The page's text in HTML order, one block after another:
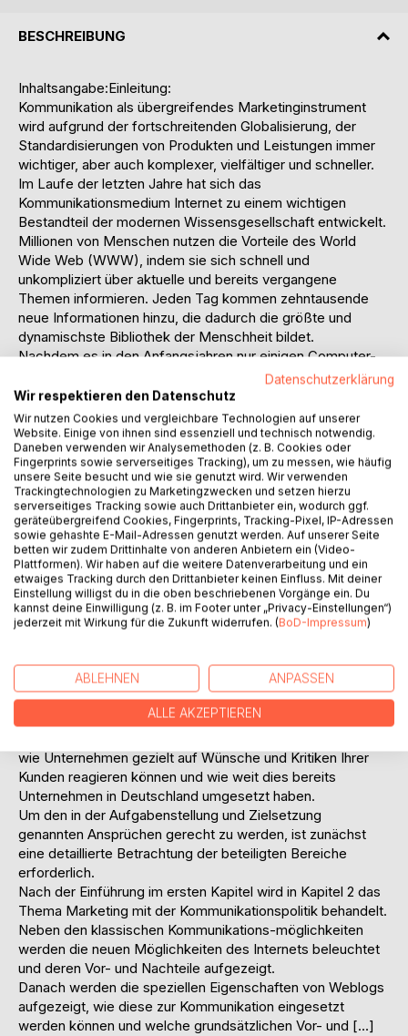
BESCHREIBUNG
Inhaltsangabe:Einleitung:
Kommunikation als übergreifendes Marketinginstrument
wird aufgrund der fortschreitenden Globalisierung, der
Standardisierungen von Produkten und Leistungen immer
wichtiger, aber auch komplexer, vielfältiger und schneller.
Im Laufe der letzten Jahre hat sich das
Kommunikationsmedium Internet zu einem wichtigen
Bestandteil der modernen Wissensgesellschaft entwickelt.
Millionen von Menschen nutzen die Vorteile des World
Wide Web (WWW), indem sie sich schnell und
unkompliziert über aktuelle und bereits vergangene
Themen informieren. Jeden Tag kommen zehntausende
neue Informationen hinzu, die dadurch die größte und
dynamischste Bibliothek der Menschheit bildet.
Nachdem es in den Anfangsjahren nur einigen Computer-
Freaks möglich war eigene Inhalte im WWW zu
veröffentlichen, ist heute fast jeder dazu in der Lage. Die
einzigen Voraussetzungen sind ein vorhandener Internet-
Zugang und spezielle Softwarelösungen zum Schreiben
von Texten. Neben den klassischen Content-
Management-Systemen (CMS) hat sich eine neue,
moderne Form des Web Publishings entwickelt: Weblogs.
Obwohl Weblogs schon seit Mitte der 90er Jahre
existieren, führten sie ein jahrelanges Schattendasein. Es
hat eine Weile gedauert, bis auch die Unternehmen und die
traditionellen Medien dieses Phänomen registriert und ernst
genommen haben. Anfangs wurden und werden auch
heute noch oft die Eigendynamik und die Möglichkeiten
z.B. im Bezug auf Marketing nicht ausreichend verstanden
Gang der Untersuchung:
Zweck dieser Masterarbeit ist die Darstellung aktueller
Marketing-Möglichkeiten die Firmen durch Weblogs haben.
Am Beispiel dieser populär gewordenen Technologie
wie Unternehmen gezielt auf Wünsche und Kritiken Ihrer
Kunden reagieren können und wie weit dies bereits
Unternehmen in Deutschland umgesetzt haben.
Um den in der Aufgabenstellung und Zielsetzung
genannten Ansprüchen gerecht zu werden, ist zunächst
eine detaillierte Betrachtung der beteiligten Bereiche
erforderlich.
Nach der Einführung im ersten Kapitel wird in Kapitel 2 das
Thema Marketing mit der Kommunikationspolitik behandelt.
Neben den klassischen Kommunikations-möglichkeiten
werden die neuen Möglichkeiten des Internets beleuchtet
und deren Vor- und Nachteile aufgezeigt.
Danach werden die speziellen Eigenschaften von Weblogs
aufgezeigt, wie diese zur Kommunikation eingesetzt
werden können und welche grundsätzlichen Vor- und […]
Datenschutzerklärung
Wir respektieren den Datenschutz
Wir nutzen Cookies und vergleichbare Technologien auf unserer
Website. Einige von ihnen sind essenziell und technisch notwendig.
Daneben verwenden wir Analysemethoden (z. B. Cookies oder
Fingerprints sowie serverseitiges Tracking), um zu messen, wie häufig
unsere Seite besucht und wie sie genutzt wird. Wir verwenden
Trackingtechnologien zu Marketingzwecken und setzen hierzu
serverseitiges Tracking sowie auch Drittanbieter ein, wodurch ggf.
geräteübergreifend Cookies, Fingerprints, Tracking-Pixel, IP-Adressen
sowie gehashte E-Mail-Adressen genutzt werden. Auf unserer Seite
betten wir zudem Drittinhalte von anderen Anbietern ein (Video-
Plattformen). Wir haben auf die weitere Datenverarbeitung und ein
etwaiges Tracking durch den Drittanbieter keinen Einfluss. Mit deiner
Einstellung willigst du in die oben beschriebenen Vorgänge ein. Du
kannst deine Einwilligung (z. B. im Footer unter „Privacy-Einstellungen“)
jederzeit mit Wirkung für die Zukunft widerrufen. (BoD-Impressum)
ABLEHNEN ANPASSEN
ALLE AKZEPTIEREN